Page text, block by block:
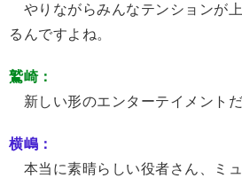
やりながらみんなテンションが
るんですよね。
鷲崎：
新しい形のエンターテイメントだ
横嶋：
本当に素晴らしい役者さん、ミ